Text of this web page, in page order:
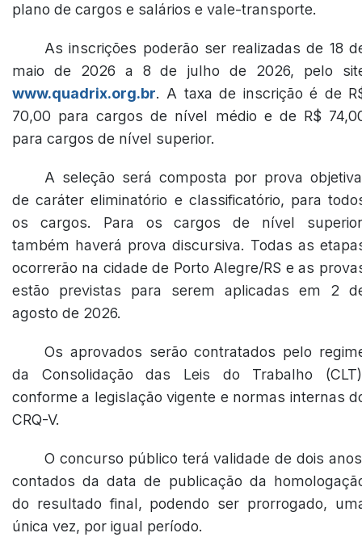
plano de cargos e salários e vale-transporte.
As inscrições poderão ser realizadas de 18
maio de 2026 a 8 de julho de 2026, pelo
www.quadrix.org.br. A taxa de inscrição é de
70,00 para cargos de nível médio e de R$
para cargos de nível superior.
A seleção será composta por prova
de caráter eliminatório e classificatório, para
os cargos. Para os cargos de nível
também haverá prova discursiva. Todas as
ocorrerão na cidade de Porto Alegre/RS e as
estão previstas para serem aplicadas em 2
agosto de 2026.
Os aprovados serão contratados pelo
da Consolidação das Leis do Trabalho
conforme a legislação vigente e normas internas
CRQ-V.
O concurso público terá validade de dois
contados da data de publicação da
do resultado final, podendo ser prorrogado,
única vez, por igual período.